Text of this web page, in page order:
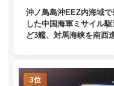
沖ノ鳥島沖EEZ内海域
した中国海軍ミサイル
ど3艦、対馬海峡を南西
3位